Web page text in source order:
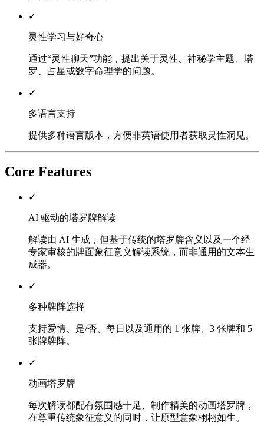
✓
灵性学习与好奇心
通过“灵性聊天”功能，提出关于灵性、神秘学主题、塔
罗、占星或数字命理学的问题。
✓
多语言支持
提供多种语言版本，方便非英语使用者获取灵性洞见。
Core Features
✓
AI 驱动的塔罗牌解读
解读由 AI 生成，但基于传统的塔罗牌含义以及一个经
专家审核的牌面象征意义解读系统，而非通用的文本生
成器。
✓
多种牌阵选择
支持爱情、是/否、每日以及通用的 1 张牌、3 张牌和 5
张牌牌阵。
✓
动画塔罗牌
每次解读都配有氛围感十足、制作精美的动画塔罗牌，
在尊重传统象征意义的同时，让原型意象栩栩如生。